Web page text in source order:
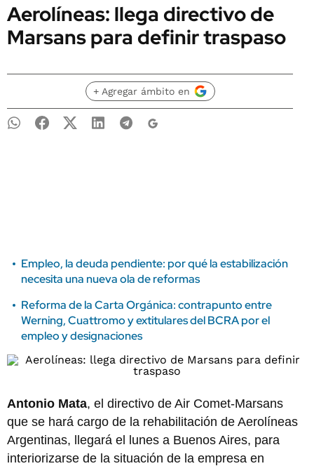
Aerolíneas: llega directivo de
Marsans para definir traspaso
+ Agregar ámbito en
Empleo, la deuda pendiente: por qué la estabilización
necesita una nueva ola de reformas
Reforma de la Carta Orgánica: contrapunto entre
Werning, Cuattromo y extitulares del BCRA por el
empleo y designaciones
Antonio Mata, el directivo de Air Comet-Marsans
que se hará cargo de la rehabilitación de Aerolíneas
Argentinas, llegará el lunes a Buenos Aires, para
interiorizarse de la situación de la empresa en